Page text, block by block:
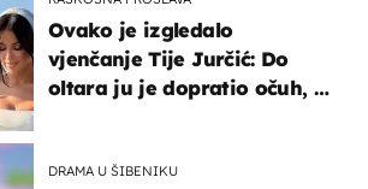
Ovako je izgledalo
vjenčanje Tije Jurčić: Do
oltara ju je dopratio očuh, a
DRAMA U ŠIBENIKU